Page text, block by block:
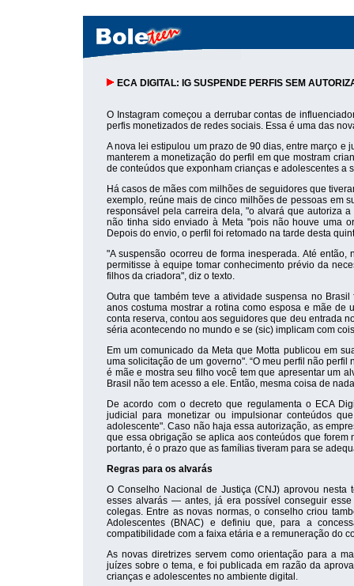
ECA DIGITAL: IG SUSPENDE PERFIS SEM
O Instagram começou a derrubar contas de
perfis monetizados de redes sociais. Essa é uma das
A nova lei estipulou um prazo de 90 dias, entre março
manterem a monetização do perfil em que mostram
de conteúdos que exponham crianças e adolescentes a
Há casos de mães com milhões de seguidores que
exemplo, reúne mais de cinco milhões de pessoas em
responsável pela carreira dela, "o alvará que autoriza
não tinha sido enviado à Meta "pois não houve uma
Depois do envio, o perfil foi retomado na tarde desta
"A suspensão ocorreu de forma inesperada. Até
permitisse à equipe tomar conhecimento prévio da
filhos da criadora", diz o texto.
Outra que também teve a atividade suspensa no
anos costuma mostrar a rotina como esposa e mãe de
conta reserva, contou aos seguidores que deu entrada
séria acontecendo no mundo e se (sic) implicam com
Em um comunicado da Meta que Motta publicou em
uma solicitação de um governo". “O meu perfil não
é mãe e mostra seu filho você tem que apresentar um
Brasil não tem acesso a ele. Então, mesma coisa de
De acordo com o decreto que regulamenta o ECA
judicial para monetizar ou impulsionar conteúdos
adolescente". Caso não haja essa autorização, as
que essa obrigação se aplica aos conteúdos que
portanto, é o prazo que as famílias tiveram para se
Regras para os alvarás
O Conselho Nacional de Justiça (CNJ) aprovou
esses alvarás — antes, já era possível conseguir
colegas. Entre as novas normas, o conselho criou
Adolescentes (BNAC) e definiu que, para a
compatibilidade com a faixa etária e a remuneração do
As novas diretrizes servem como orientação para a
juízes sobre o tema, e foi publicada em razão da
crianças e adolescentes no ambiente digital.